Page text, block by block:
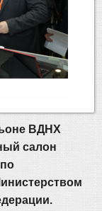
ВДНХ
салон